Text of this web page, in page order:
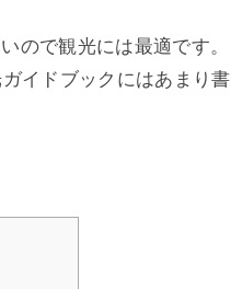
ので観光には最適です。
イドブックにはあまり書